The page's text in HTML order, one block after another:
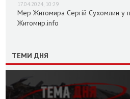
17.04.2024, 10:29
Мер Житомира Сергій Сухомлин у
Житомир.info
ТЕМИ ДНЯ